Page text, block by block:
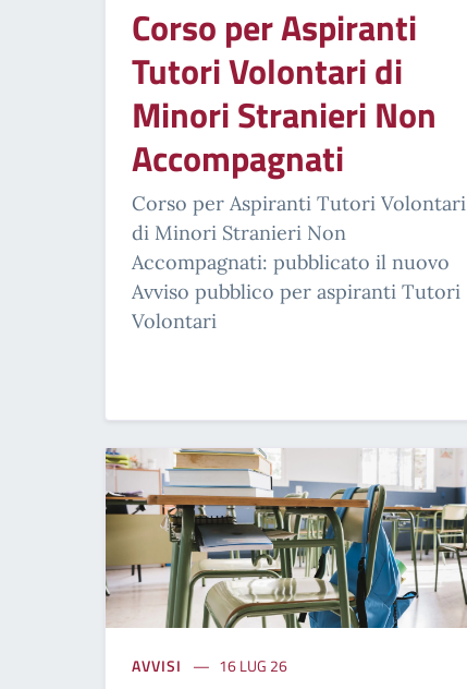
Corso per Aspiranti
Tutori Volontari di
Minori Stranieri Non
Accompagnati
Corso per Aspiranti Tutori Volontari
di Minori Stranieri Non
Accompagnati: pubblicato il nuovo
Avviso pubblico per aspiranti Tutori
Volontari
AVVISI 16 LUG 26